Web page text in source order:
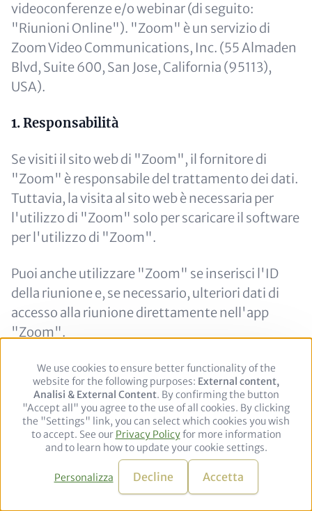
videoconferenze e/o webinar (di seguito:
"Riunioni Online"). "Zoom" è un servizio di
Zoom Video Communications, Inc. (55 Almaden
Blvd, Suite 600, San Jose, California (95113),
USA).
1. Responsabilità
Se visiti il sito web di "Zoom", il fornitore di
"Zoom" è responsabile del trattamento dei dati.
Tuttavia, la visita al sito web è necessaria per
l'utilizzo di "Zoom" solo per scaricare il software
per l'utilizzo di "Zoom".
Puoi anche utilizzare "Zoom" se inserisci l'ID
della riunione e, se necessario, ulteriori dati di
accesso alla riunione direttamente nell'app
"Zoom".
Se non vuoi o non puoi utilizzare l'app "Zoom",
le funzioni di base sono disponibili anche
tramite una versione browser, che puoi trovare
anche sul sito web di "Zoom".
Durante l'utilizzo di "Zoom" vengono elaborati
diversi tipi di dati. L'estensione dei dati dipende
Use
of
personal
data
and
cookies
We use cookies to ensure better functionality of the
website for the following purposes: External content,
Analisi & External Content. By confirming the button
"Accept all" you agree to the use of all cookies. By clicking
the "Settings" link, you can select which cookies you wish
to accept. See our Privacy Policyfor more information
and to learn how to update your cookie settings.
Personalizza Decline Accetta